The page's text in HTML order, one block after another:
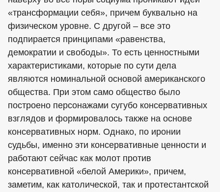
«трансформации себя», причем буквально на
физическом уровне. С другой – все это
подпирается принципами «равенства,
демократии и свободы». То есть ценностными
характеристиками, которые по сути дела
являются номинальной основой американского
общества. При этом само общество было
построено персонажами сугубо консервативных
взглядов и формировалось также на основе
консервативных норм. Однако, по иронии
судьбы, именно эти консервативные ценности и
работают сейчас как молот против
консервативной «белой Америки», причем,
заметим, как католической, так и протестантской